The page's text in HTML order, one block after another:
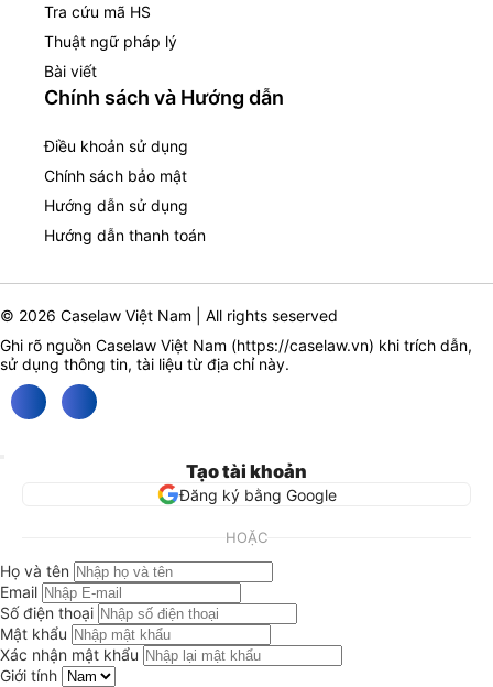
Tra cứu mã HS
Thuật ngữ pháp lý
Bài viết
Chính sách và Hướng dẫn
Điều khoản sử dụng
Chính sách bảo mật
Hướng dẫn sử dụng
Hướng dẫn thanh toán
© 2026 Caselaw Việt Nam | All rights seserved
Ghi rõ nguồn Caselaw Việt Nam (https://caselaw.vn) khi trích dẫn,
sử dụng thông tin, tài liệu từ địa chỉ này.
Tạo tài khoản
Đăng ký bằng Google
HOẶC
Họ và tên
Email
Số điện thoại
Mật khẩu
Xác nhận mật khẩu
Giới tính